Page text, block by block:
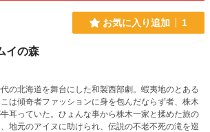
お気に入り追加 1
イの森
の北海道を舞台にした和製西部劇。蝦夷地のとある
は傾奇者ファッションに身を包んだならず者、株木
耳っていた。ひょんな事から株木一家と揉めた旅の
地元のアイヌに助けられ、伝説の不老不死の滝を巡